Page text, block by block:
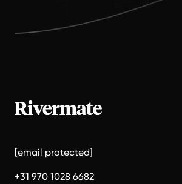
[email protected]
+31 970 1028 6682